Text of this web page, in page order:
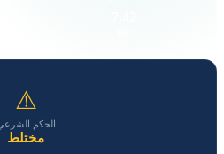
⚠
الحكم الشرعي
مختلط